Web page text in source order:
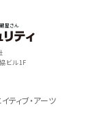
屋さん
ビル1F
ティブ・アーツ